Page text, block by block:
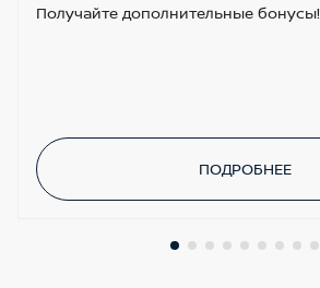
Получайте дополнительные бонусы!
ПОДРОБНЕЕ